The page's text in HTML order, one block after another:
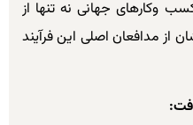
وکارهای جهانی نه تنها از
از مدافعان اصلی این فرآیند